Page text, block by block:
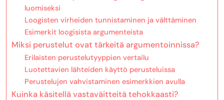
luomiseksi
Loogisten virheiden tunnistaminen ja välttäminen
Esimerkit loogisista argumenteista
Miksi perustelut ovat tärkeitä argumentoinnissa?
Erilaisten perustelutyyppien vertailu
Luotettavien lähteiden käyttö perusteluissa
Perustelujen vahvistaminen esimerkkien avulla
Kuinka käsitellä vastaväitteitä tehokkaasti?